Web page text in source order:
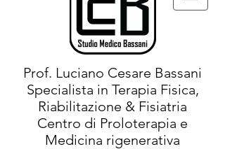
Prof. Luciano Cesare Bassani
Specialista in Terapia Fisica,
Riabilitazione & Fisiatria
Centro di Proloterapia e
Medicina rigenerativa